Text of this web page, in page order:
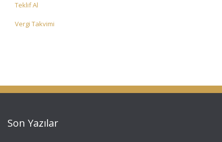
Teklif Al
Vergi Takvimi
Son Yazılar